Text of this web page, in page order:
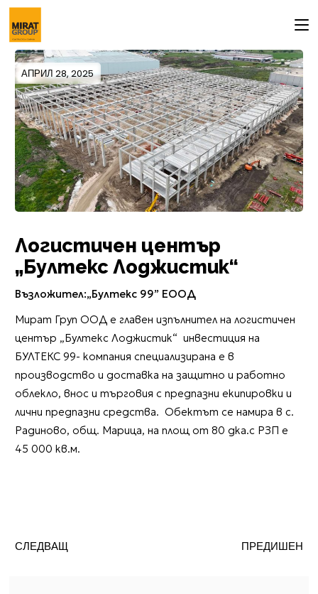
АПРИЛ 28, 2025
Логистичен център
„Бултекс Лоджистик“
Възложител:„Бултекс 99” ЕООД
Мират Груп ООД е главен изпълнител на логистичен
център „Бултекс Лоджистик“ инвестиция на
БУЛТЕКС 99- компания специализирана е в
производство и доставка на защитно и работно
облекло, внос и търговия с предпазни екипировки и
лични предпазни средства. Обектът се намира в с.
Радиново, общ. Марица, на площ от 80 дка.с РЗП е
45 000 кв.м.
СЛЕДВАЩ ПРЕДИШЕН